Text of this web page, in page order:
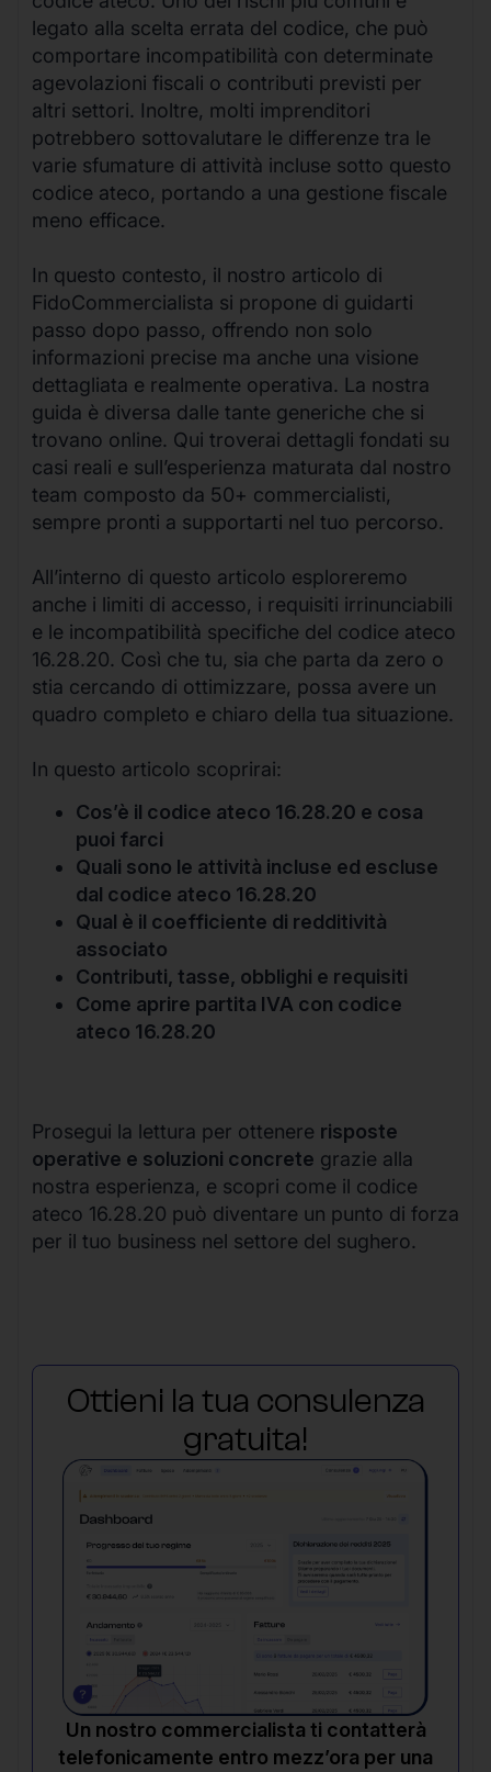
legato alla scelta errata del codice, che può
comportare incompatibilità con determinate
agevolazioni fiscali o contributi previsti per
altri settori. Inoltre, molti imprenditori
potrebbero sottovalutare le differenze tra le
varie sfumature di attività incluse sotto questo
codice ateco, portando a una gestione fiscale
meno efficace.
In questo contesto, il nostro articolo di
FidoCommercialista si propone di guidarti
passo dopo passo, offrendo non solo
informazioni precise ma anche una visione
dettagliata e realmente operativa. La nostra
guida è diversa dalle tante generiche che si
trovano online. Qui troverai dettagli fondati su
casi reali e sull’esperienza maturata dal nostro
team composto da 50+ commercialisti,
sempre pronti a supportarti nel tuo percorso.
All’interno di questo articolo esploreremo
anche i limiti di accesso, i requisiti irrinunciabili
e le incompatibilità specifiche del codice ateco
16.28.20. Così che tu, sia che parta da zero o
stia cercando di ottimizzare, possa avere un
quadro completo e chiaro della tua situazione.
In questo articolo scoprirai:
Cos’è il codice ateco 16.28.20 e cosa
puoi farci
Quali sono le attività incluse ed escluse
dal codice ateco 16.28.20
Qual è il coefficiente di redditività
associato
Contributi, tasse, obblighi e requisiti
Come aprire partita IVA con codice
ateco 16.28.20
Prosegui la lettura per ottenere risposte
operative e soluzioni concrete grazie alla
nostra esperienza, e scopri come il codice
ateco 16.28.20 può diventare un punto di forza
per il tuo business nel settore del sughero.
Ottieni la tua consulenza
gratuita!
Un nostro commercialista ti contatterà
telefonicamente entro mezz’ora per una